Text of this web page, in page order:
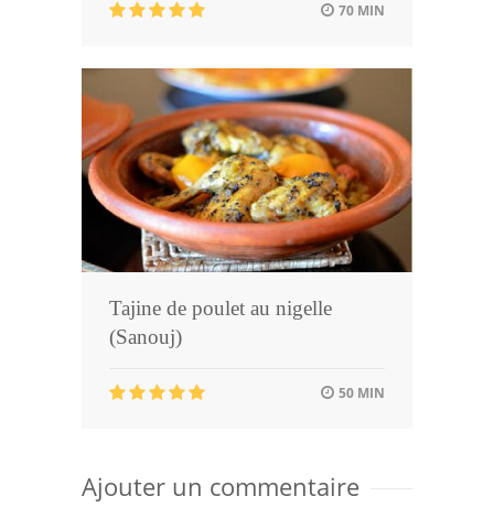
70 MIN
Tajine de poulet au nigelle
(Sanouj)
50 MIN
Ajouter un commentaire